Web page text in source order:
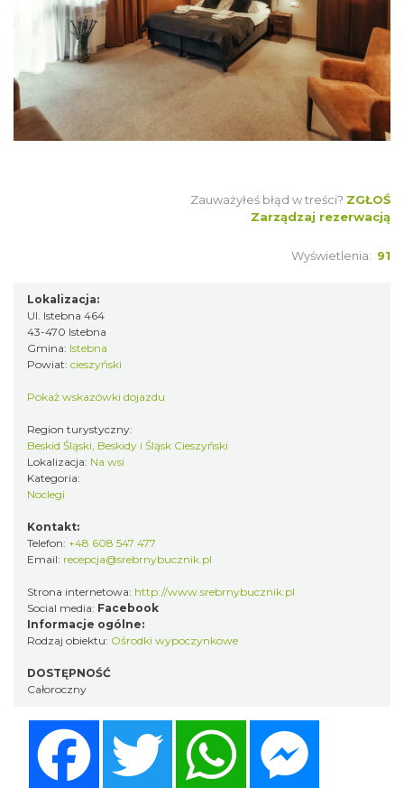
Zauważyłeś błąd w treści? ZGŁOŚ
Zarządzaj rezerwacją
Wyświetlenia: 91
Lokalizacja:
Ul. Istebna 464
43-470 Istebna
Gmina: Istebna
Powiat: cieszyński
Pokaż wskazówki dojazdu
Region turystyczny:
Beskid Śląski, Beskidy i Śląsk Cieszyński
Lokalizacja: Na wsi
Kategoria:
Noclegi
Kontakt:
Telefon: +48 608 547 477
Email: recepcja@srebrnybucznik.pl
Strona internetowa: http://www.srebrnybucznik.pl
Social media: Facebook
Informacje ogólne:
Rodzaj obiektu: Ośrodki wypoczynkowe
DOSTĘPNOŚĆ
Całoroczny
Twitter